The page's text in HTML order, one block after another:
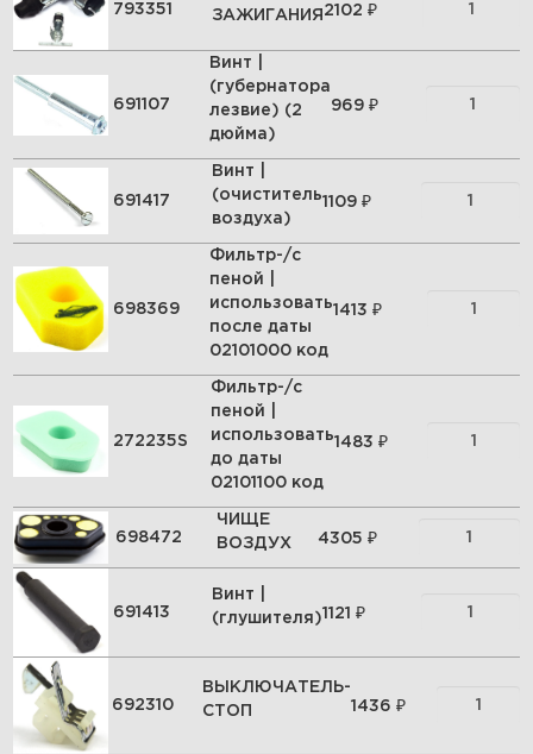
793351 ЗАЖИГАНИЯ 2102 ₽
691107
Винт |
(губернатора
лезвие) (2
дюйма)
969 ₽
691417
Винт |
(очиститель
воздуха)
1109 ₽
698369
Фильтр-/с
пеной |
использовать
после даты
02101000 код
1413 ₽
272235S
Фильтр-/с
пеной |
использовать
до даты
02101100 код
1483 ₽
698472
ЧИЩЕ
ВОЗДУХ
4305 ₽
691413
Винт |
(глушителя)1121 ₽
692310
ВЫКЛЮЧАТЕЛЬ-
СТОП
1436 ₽